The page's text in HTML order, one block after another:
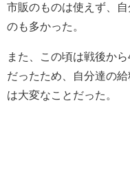
市販のものは使えず、
のも多かった。
また、この頃は戦後か
だったため、自分達の
は大変なことだった。